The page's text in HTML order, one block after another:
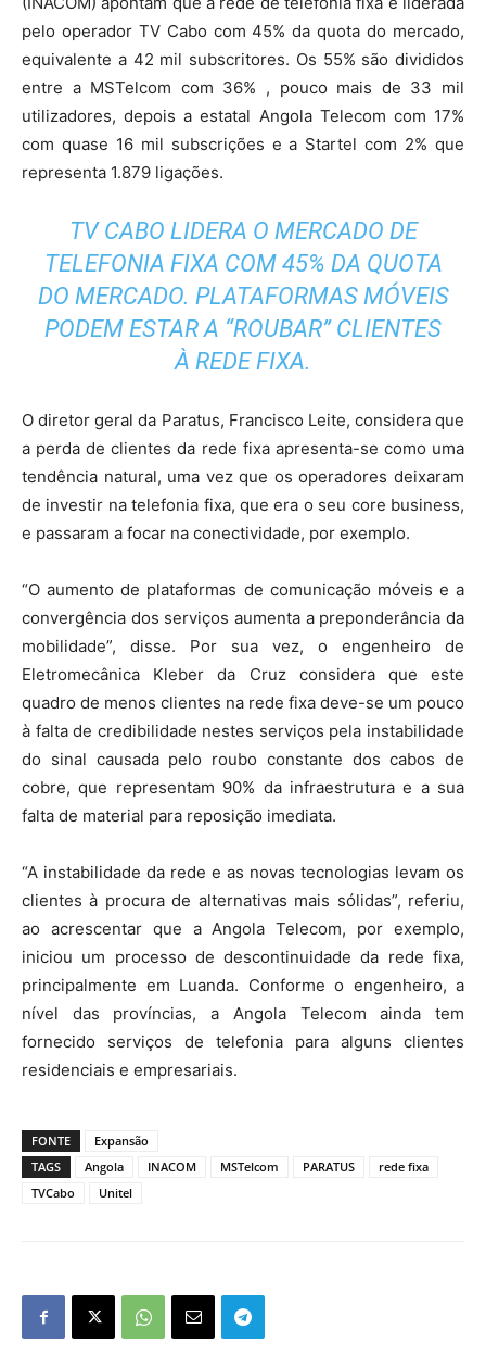
pelo operador TV Cabo com 45% da quota do mercado,
equivalente a 42 mil subscritores. Os 55% são divididos
entre a MSTelcom com 36% , pouco mais de 33 mil
utilizadores, depois a estatal Angola Telecom com 17%
com quase 16 mil subscrições e a Startel com 2% que
representa 1.879 ligações.
TV CABO LIDERA O MERCADO DE
TELEFONIA FIXA COM 45% DA QUOTA
DO MERCADO. PLATAFORMAS MÓVEIS
PODEM ESTAR A “ROUBAR” CLIENTES
À REDE FIXA.
O diretor geral da Paratus, Francisco Leite, considera que
a perda de clientes da rede fixa apresenta-se como uma
tendência natural, uma vez que os operadores deixaram
de investir na telefonia fixa, que era o seu core business,
e passaram a focar na conectividade, por exemplo.
“O aumento de plataformas de comunicação móveis e a
convergência dos serviços aumenta a preponderância da
mobilidade”, disse. Por sua vez, o engenheiro de
Eletromecânica Kleber da Cruz considera que este
quadro de menos clientes na rede fixa deve-se um pouco
à falta de credibilidade nestes serviços pela instabilidade
do sinal causada pelo roubo constante dos cabos de
cobre, que representam 90% da infraestrutura e a sua
falta de material para reposição imediata.
“A instabilidade da rede e as novas tecnologias levam os
clientes à procura de alternativas mais sólidas”, referiu,
ao acrescentar que a Angola Telecom, por exemplo,
iniciou um processo de descontinuidade da rede fixa,
principalmente em Luanda. Conforme o engenheiro, a
nível das províncias, a Angola Telecom ainda tem
fornecido serviços de telefonia para alguns clientes
residenciais e empresariais.
FONTE
Expansão
TAGS
Angola INACOM MSTelcom PARATUS
rede fixa
TVCabo
Unitel